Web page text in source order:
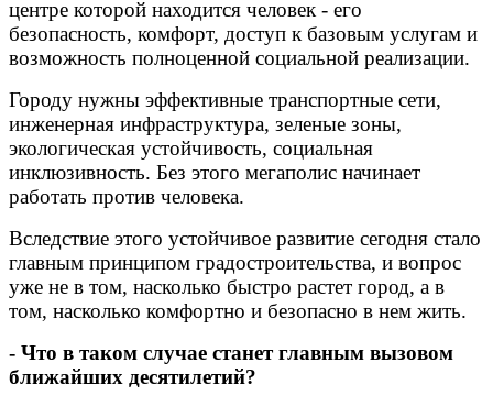
центре которой находится человек - его
безопасность, комфорт, доступ к базовым услугам и
возможность полноценной социальной реализации.
Городу нужны эффективные транспортные сети,
инженерная инфраструктура, зеленые зоны,
экологическая устойчивость, социальная
инклюзивность. Без этого мегаполис начинает
работать против человека.
Вследствие этого устойчивое развитие сегодня стало
главным принципом градостроительства, и вопрос
уже не в том, насколько быстро растет город, а в
том, насколько комфортно и безопасно в нем жить.
- Что в таком случае станет главным вызовом
ближайших десятилетий?